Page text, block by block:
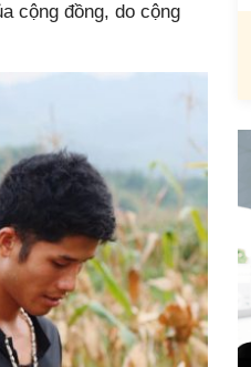
cộng đồng, do cộng